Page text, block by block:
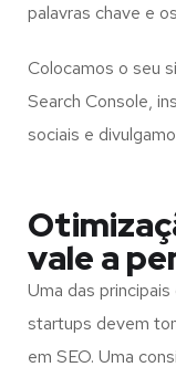
palavras chave e
Colocamos o seu
Search Console,
sociais e
vale a
Uma das
startups devem
em SEO. Uma